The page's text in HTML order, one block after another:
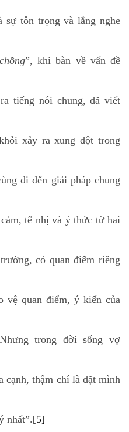
tôn trọng và lắng nghe
”, khi bàn về vấn đề
tiếng nói chung, đã viết
xảy ra xung đột trong
đi đến giải pháp chung
tế nhị và ý thức từ hai
có quan điểm riêng
vệ quan điểm, ý kiến của
trong đời sống vợ
cạnh, thậm chí là đặt mình
nhất”.[5]